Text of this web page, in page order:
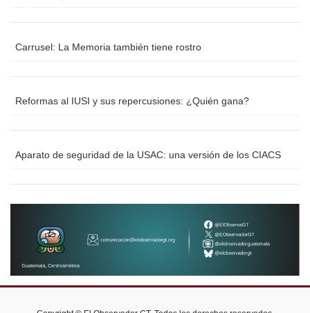
Carrusel: La Memoria también tiene rostro
Reformas al IUSI y sus repercusiones: ¿Quién gana?
Aparato de seguridad de la USAC: una versión de los CIACS